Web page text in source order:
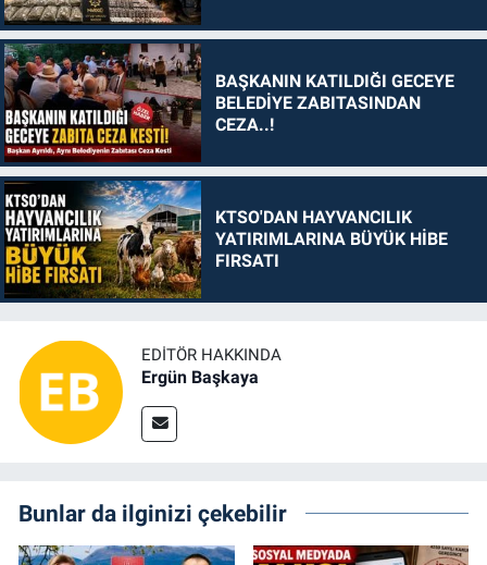
BAŞKANIN KATILDIĞI GECEYE
BELEDİYE ZABITASINDAN
CEZA..!
KTSO'DAN HAYVANCILIK
YATIRIMLARINA BÜYÜK HİBE
FIRSATI
EDITÖR HAKKINDA
Ergün Başkaya
Bunlar da ilginizi çekebilir